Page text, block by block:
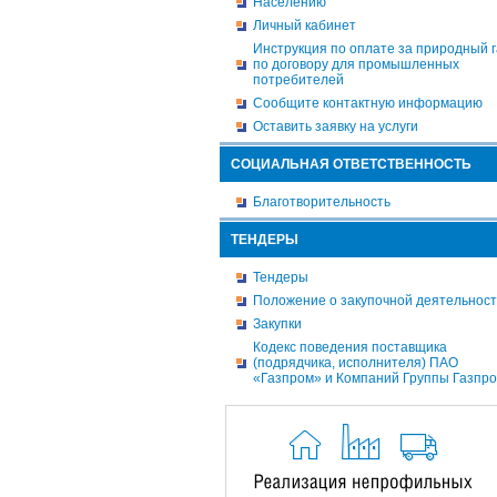
Личный кабинет
Инструкция по оплате за природный
по договору для промышленных
потребителей
Сообщите контактную информацию
Оставить заявку на услуги
СОЦИАЛЬНАЯ ОТВЕТСТВЕННОСТЬ
Благотворительность
ТЕНДЕРЫ
Тендеры
Положение о закупочной
Закупки
Кодекс поведения поставщика
(подрядчика, исполнителя) ПАО
«Газпром» и Компаний Группы